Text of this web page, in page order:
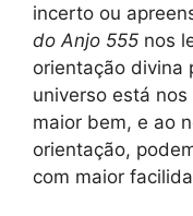
incerto ou
do Anjo 555 nos
orientação divina
universo está
maior bem, e ao
orientação,
com maior